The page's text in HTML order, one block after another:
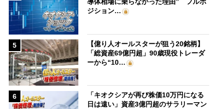
導体相場に乗らなかった理由” フルポ
ジション…
5
【億り人オールスターが狙う20銘柄】
「総資産69億円超」90歳現役トレーダ
ーから“10…
6
「キオクシアが再び株価10万円になる
日は遠い」資産3億円超のサラリーマン